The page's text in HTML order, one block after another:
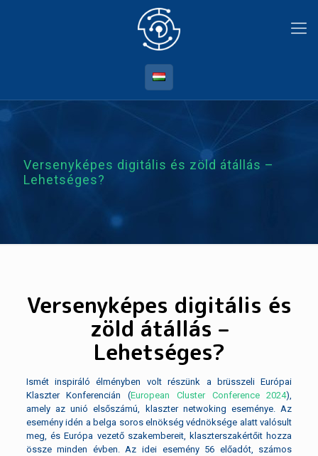
Versenyképes digitális és zöld átállás –
Lehetséges?
Versenyképes digitális és
zöld átállás –
Lehetséges?
Ismét inspiráló élményben volt részünk a brüsszeli Európai
Klaszter Konferencián (European Cluster Conference 2024),
amely az unió elsőszámú, klaszter netwoking eseménye. Az
esemény idén a belga soros elnökség védnöksége alatt valósult
meg, és Európa vezető szakembereit, klaszterszakértőit hozza
össze minden évben. Az idei esemény 56 előadót, számos